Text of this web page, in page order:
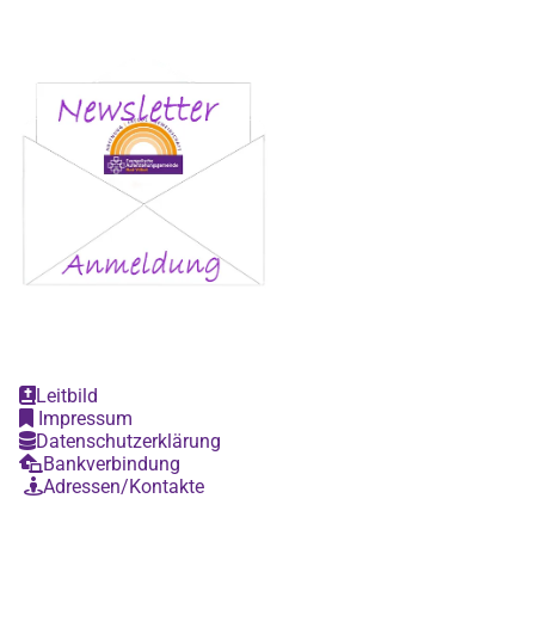
Leitbild
Impressum
Datenschutzerklärung
Bankverbindung
Adressen/Kontakte